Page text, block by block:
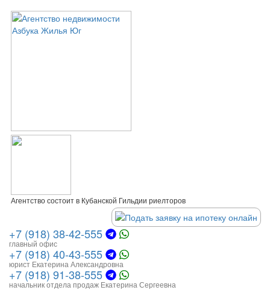
Агентство состоит в Кубанской Гильдии риелторов
+7 (918) 38-42-555
главный офис
+7 (918) 40-43-555
юрист Екатерина Александровна
+7 (918) 91-38-555
начальник отдела продаж Екатерина Сергеевна